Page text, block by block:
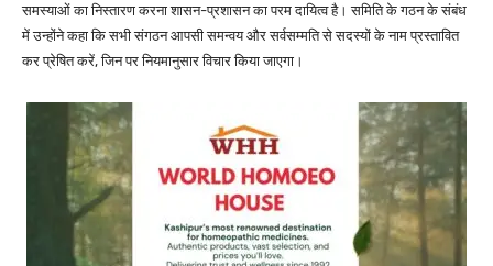
समस्याओं का निस्तारण करना शासन-प्रशासन का परम दायित्व है। समिति के गठन के संबंध
में उन्होंने कहा कि सभी संगठन आपसी समन्वय और सर्वसम्मति से सदस्यों के नाम प्रस्तावित
कर प्रेषित करें, जिन पर नियमानुसार विचार किया जाएगा।